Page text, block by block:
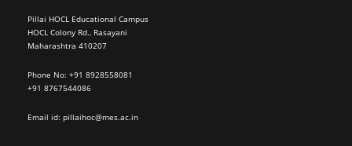
Pillai HOCL Educational Campus
HOCL Colony Rd., Rasayani
Maharashtra 410207
Phone No: +91 8928558081
+91 8767544086
Email id: pillaihoc@mes.ac.in